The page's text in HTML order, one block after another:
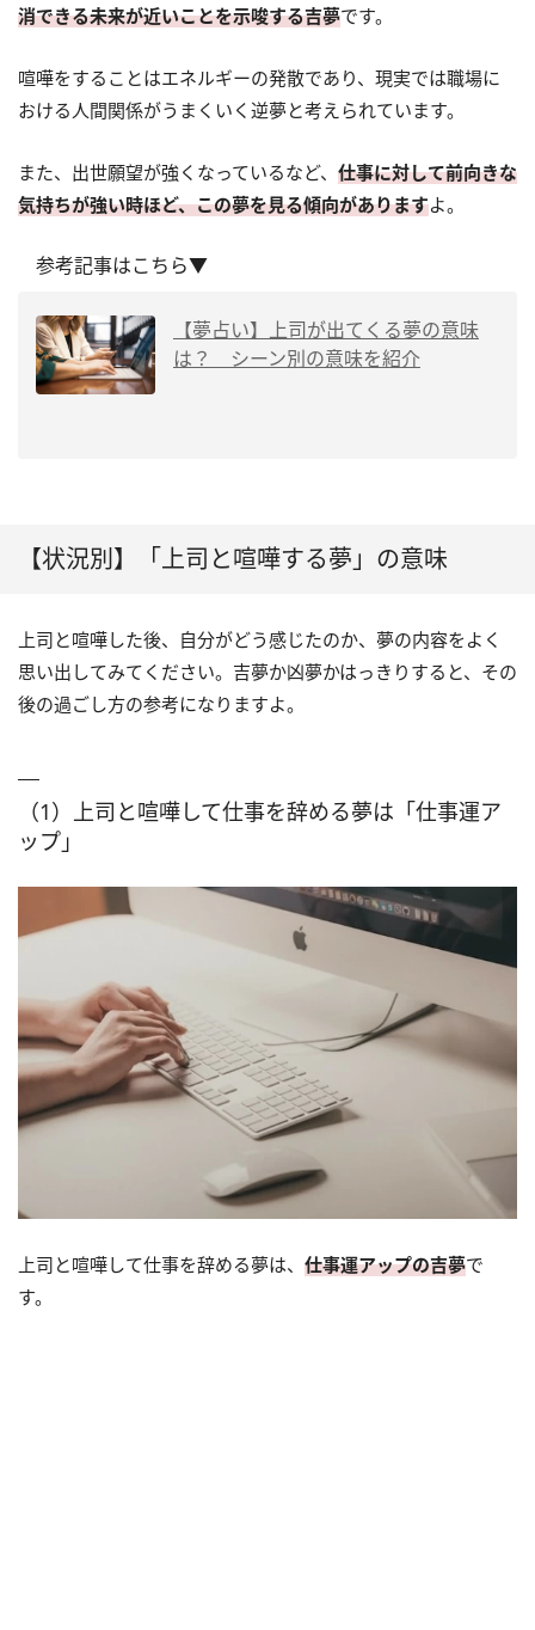
消できる未来が近いことを示唆する吉夢です。
喧嘩をすることはエネルギーの発散であり、現実では職場に
おける人間関係がうまくいく逆夢と考えられています。
また、出世願望が強くなっているなど、 仕事に対して前向きな
気持ちが強い時ほど、この夢を見る傾向がありますよ。
参考記事はこちら▼
【夢占い】上司が出てくる夢の意味
は？ シーン別の意味を紹介
【状況別】「上司と喧嘩する夢」の意味
上司と喧嘩した後、自分がどう感じたのか、夢の内容をよく
思い出してみてください。吉夢か凶夢かはっきりすると、その
後の過ごし方の参考になりますよ。
（1）上司と喧嘩して仕事を辞める夢は「仕事運ア
ップ」
上司と喧嘩して仕事を辞める夢は、 仕事運アップの吉夢で
す。